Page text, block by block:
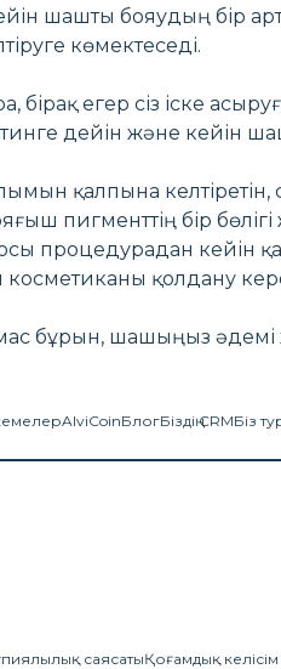
шашты бояудың бір
көмектеседі.
бірақ егер сіз іске
дейін және кейін
қалпына
пигменттің бір
процедурадан кейін
косметиканы қолдану
бұрын, шашыңыз әдемі
AlviCoinБлогБіздің CRMБіз
саясатыҚоғамдық келісім